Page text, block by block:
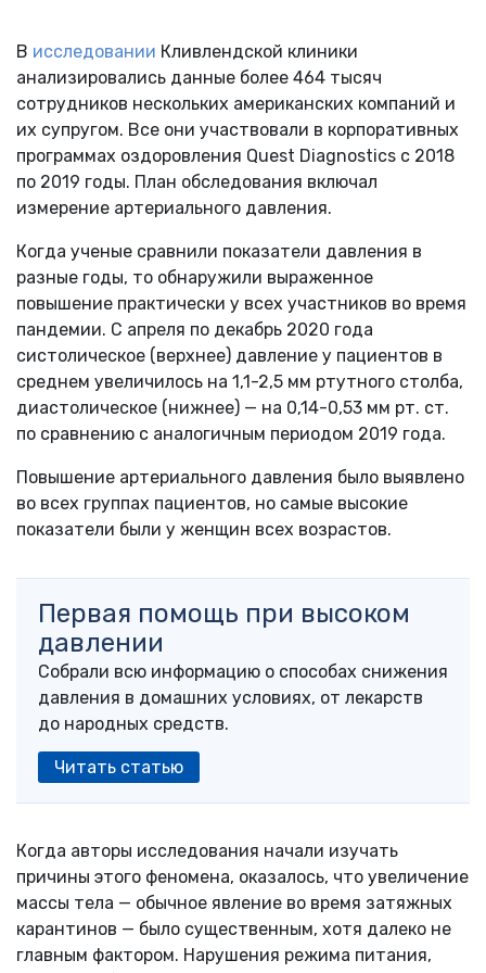
В исследовании Кливлендской клиники
анализировались данные более 464 тысяч
сотрудников нескольких американских компаний и
их супругом. Все они участвовали в корпоративных
программах оздоровления Quest Diagnostics с 2018
по 2019 годы. План обследования включал
измерение артериального давления.
Когда ученые сравнили показатели давления в
разные годы, то обнаружили выраженное
повышение практически у всех участников во время
пандемии. С апреля по декабрь 2020 года
систолическое (верхнее) давление у пациентов в
среднем увеличилось на 1,1-2,5 мм ртутного столба,
диастолическое (нижнее) — на 0,14-0,53 мм рт. ст.
по сравнению с аналогичным периодом 2019 года.
Повышение артериального давления было выявлено
во всех группах пациентов, но самые высокие
показатели были у женщин всех возрастов.
Первая помощь при высоком
давлении
Собрали всю информацию о способах снижения
давления в домашних условиях, от лекарств
до народных средств.
Читать статью
Когда авторы исследования начали изучать
причины этого феномена, оказалось, что увеличение
массы тела — обычное явление во время затяжных
карантинов — было существенным, хотя далеко не
главным фактором. Нарушения режима питания,